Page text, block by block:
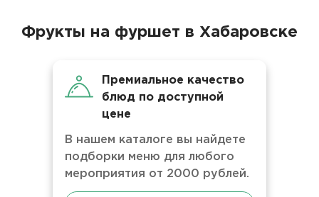
Фрукты на фуршет в Хабаровске
Премиальное качество
блюд по доступной
цене
В нашем каталоге вы найдете
подборки меню для любого
мероприятия от 2000 рублей.